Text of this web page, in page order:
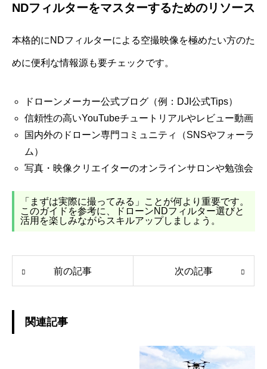
NDフィルターをマスターするためのリソース
本格的にNDフィルターによる空撮映像を極めたい方のた
めに便利な情報源も要チェックです。
ドローンメーカー公式ブログ（例：DJI公式Tips）
信頼性の高いYouTubeチュートリアルやレビュー動画
国内外のドローン専門コミュニティ（SNSやフォーラ
ム）
写真・映像クリエイターのオンラインサロンや勉強会
「まずは実際に撮ってみる」ことが何より重要です。
このガイドを参考に、ドローンNDフィルター選びと
活用を楽しみながらスキルアップしましょう。
前の記事 次の記事
関連記事